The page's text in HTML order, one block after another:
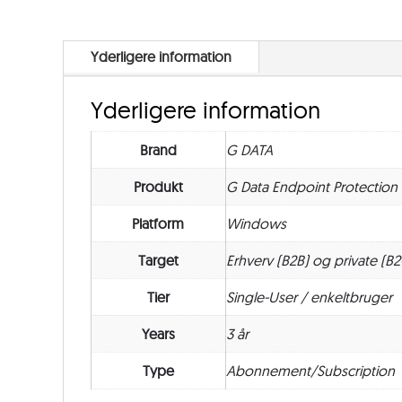
Yderligere information
Yderligere information
Brand G DATA
Produkt G Data Endpoint Protection
Platform Windows
Target Erhverv (B2B) og private
Tier Single-User / enkeltbruger
Years 3 år
Type Abonnement/Subscription